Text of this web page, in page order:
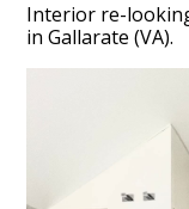
Interior re-
in Gallarate (VA).